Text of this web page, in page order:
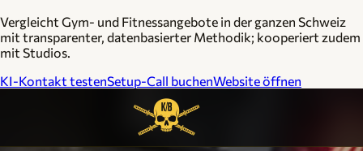
Vergleicht Gym- und Fitnessangebote in der ganzen Schweiz
mit transparenter, datenbasierter Methodik; kooperiert zudem
mit Studios.
KI-Kontakt testenSetup-Call buchenWebsite öffnen